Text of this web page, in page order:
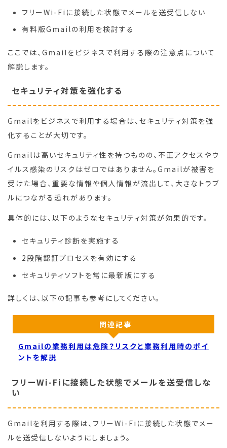
フリーWi-Fiに接続した状態でメールを送受信しない
有料版Gmailの利用を検討する
ここでは、Gmailをビジネスで利用する際の注意点について
解説します。
セキュリティ対策を強化する
Gmailをビジネスで利用する場合は、セキュリティ対策を強
化することが大切です。
Gmailは高いセキュリティ性を持つものの、不正アクセスやウ
イルス感染のリスクはゼロではありません。Gmailが被害を
受けた場合、重要な情報や個人情報が流出して、大きなトラブ
ルにつながる恐れがあります。
具体的には、以下のようなセキュリティ対策が効果的です。
セキュリティ診断を実施する
2段階認証プロセスを有効にする
セキュリティソフトを常に最新版にする
詳しくは、以下の記事も参考にしてください。
関連記事
Gmailの業務利用は危険？リスクと業務利用時のポイ
ントを解説
フリーWi-Fiに接続した状態でメールを送受信しな
い
Gmailを利用する際は、フリーWi-Fiに接続した状態でメー
ルを送受信しないようにしましょう。